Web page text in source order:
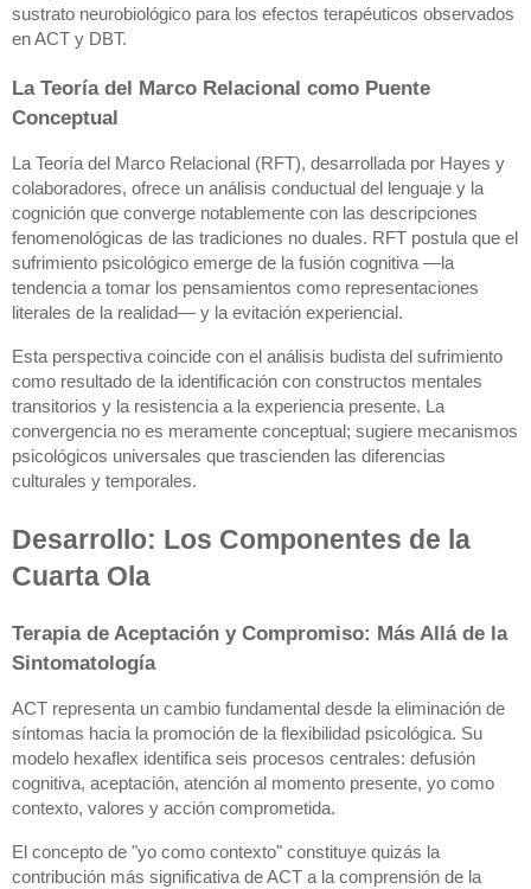
sustrato neurobiológico para los efectos terapéuticos observados
en ACT y DBT.
La Teoría del Marco Relacional como Puente
Conceptual
La Teoría del Marco Relacional (RFT), desarrollada por Hayes y
colaboradores, ofrece un análisis conductual del lenguaje y la
cognición que converge notablemente con las descripciones
fenomenológicas de las tradiciones no duales. RFT postula que el
sufrimiento psicológico emerge de la fusión cognitiva —la
tendencia a tomar los pensamientos como representaciones
literales de la realidad— y la evitación experiencial.
Esta perspectiva coincide con el análisis budista del sufrimiento
como resultado de la identificación con constructos mentales
transitorios y la resistencia a la experiencia presente. La
convergencia no es meramente conceptual; sugiere mecanismos
psicológicos universales que trascienden las diferencias
culturales y temporales.
Desarrollo: Los Componentes de la
Cuarta Ola
Terapia de Aceptación y Compromiso: Más Allá de la
Sintomatología
ACT representa un cambio fundamental desde la eliminación de
síntomas hacia la promoción de la flexibilidad psicológica. Su
modelo hexaflex identifica seis procesos centrales: defusión
cognitiva, aceptación, atención al momento presente, yo como
contexto, valores y acción comprometida.
El concepto de "yo como contexto" constituye quizás la
contribución más significativa de ACT a la comprensión de la